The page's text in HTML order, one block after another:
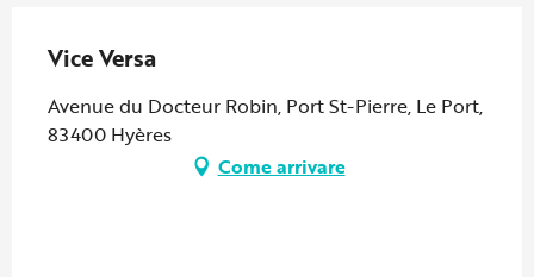
Vice Versa
Avenue du Docteur Robin, Port St-Pierre, Le Port,
83400 Hyères
Come arrivare